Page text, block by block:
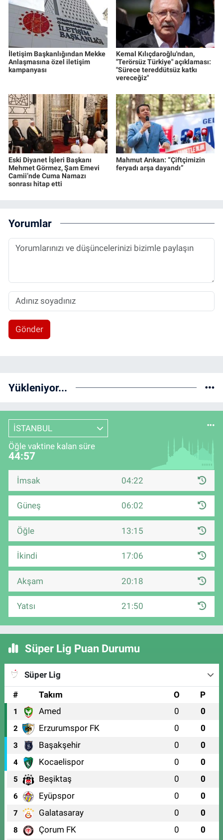
İletişim Başkanlığından Mekke
Anlaşmasına özel iletişim
kampanyası
Kemal Kılıçdaroğlu'ndan,
"Terörsüz Türkiye" açıklaması:
"Sürece tereddütsüz katkı
vereceğiz"
Eski Diyanet İşleri Başkanı
Mehmet Görmez, Şam Emevi
Camii’nde Cuma Namazı
sonrası hitap etti
Mahmut Arıkan: “Çiftçimizin
feryadı arşa dayandı”
Yorumlar
Gönder
Yükleniyor...
İSTANBUL
Öğle vaktine kalan süre
44:57
İmsak 04:22
Güneş 06:02
Öğle 13:15
İkindi 17:06
Akşam 20:18
Yatsı 21:50
Süper Lig Puan Durumu
Süper Lig
#
Takım O P
1 Amed 0 0
2 Erzurumspor FK 0 0
3 Başakşehir 0 0
4 Kocaelispor 0 0
5 Beşiktaş 0 0
6 Eyüpspor 0 0
7 Galatasaray 0 0
8 Çorum FK 0 0